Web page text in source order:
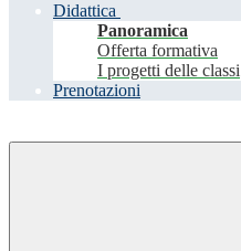
Didattica
Panoramica
Offerta formativa
I progetti delle classi
Prenotazioni